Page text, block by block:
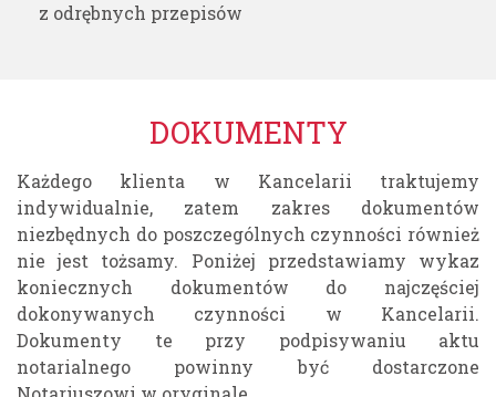
z odrębnych przepisów
DOKUMENTY
Każdego klienta w Kancelarii traktujemy
indywidualnie, zatem zakres dokumentów
niezbędnych do poszczególnych czynności również
nie jest tożsamy. Poniżej przedstawiamy wykaz
koniecznych dokumentów do najczęściej
dokonywanych czynności w Kancelarii.
Dokumenty te przy podpisywaniu aktu
notarialnego powinny być dostarczone